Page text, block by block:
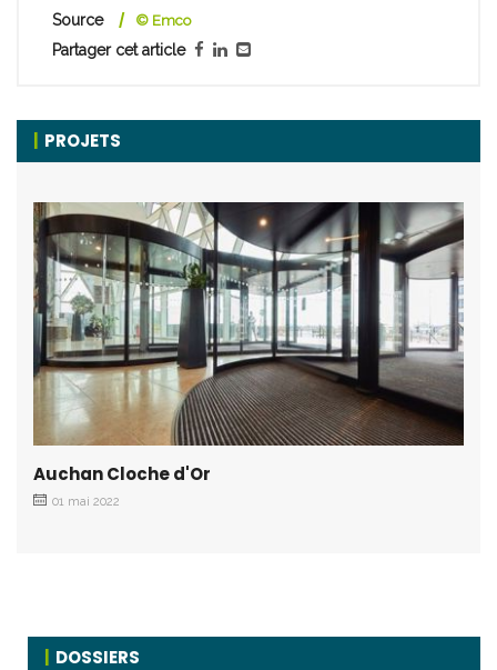
Source © Emco
Partager cet article
PROJETS
Auchan Cloche d'Or
01 mai 2022
DOSSIERS